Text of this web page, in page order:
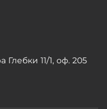
11/1, оф. 205